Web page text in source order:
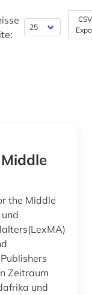
the Middle
Zeitraum
und